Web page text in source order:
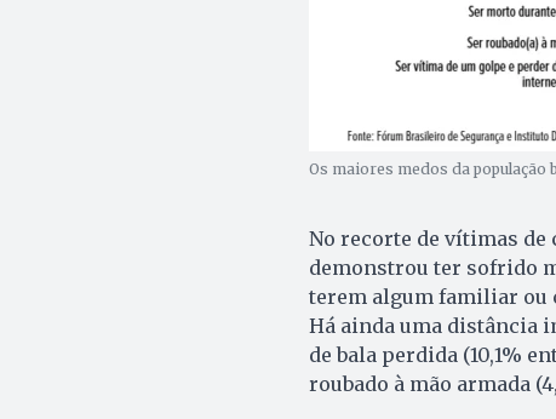
Os maiores medos da população
No recorte de vítimas de
demonstrou ter sofrido
terem algum familiar ou
Há ainda uma distância
de bala perdida (10,1%
roubado à mão armada